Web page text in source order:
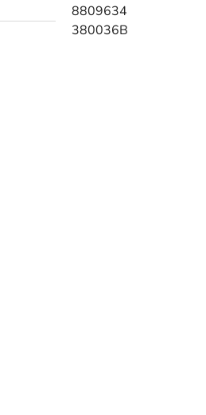
8809634
380036B